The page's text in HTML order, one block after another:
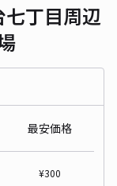
丁目周辺
最安価格
¥300